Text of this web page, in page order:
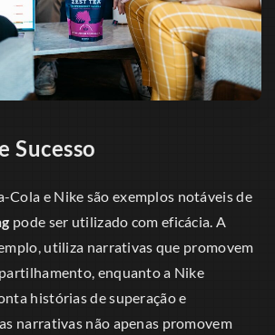
Sucesso
Cola e Nike são exemplos notáveis de
pode ser utilizado com eficácia. A
utiliza narrativas que promovem
enquanto a Nike
histórias de superação e
narrativas não apenas promovem